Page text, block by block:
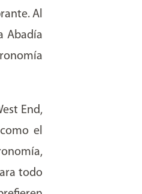
Al
Abadía
End,
el
todo